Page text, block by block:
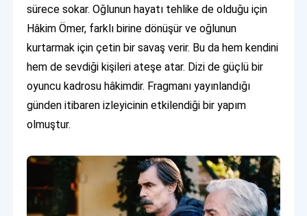
sürece sokar. Oğlunun hayatı tehlike de olduğu için
Hâkim Ömer, farklı birine dönüşür ve oğlunun
kurtarmak için çetin bir savaş verir. Bu da hem kendini
hem de sevdiği kişileri ateşe atar. Dizi de güçlü bir
oyuncu kadrosu hâkimdir. Fragmanı yayınlandığı
günden itibaren izleyicinin etkilendiği bir yapım
olmuştur.